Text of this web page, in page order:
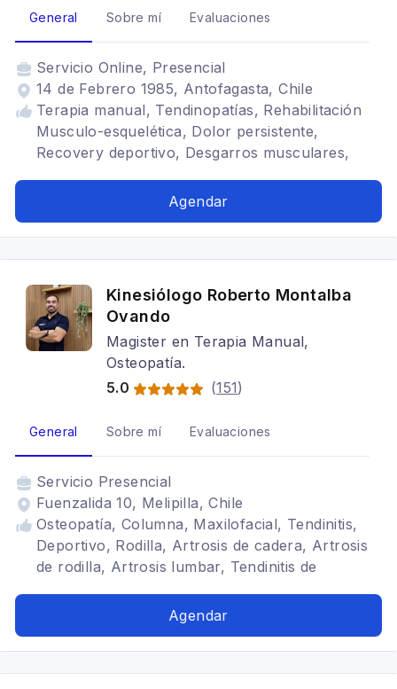
General Sobre mí Evaluaciones
Servicio Online, Presencial
14 de Febrero 1985, Antofagasta, Chile
Terapia manual, Tendinopatías, Rehabilitación
Musculo-esquelética, Dolor persistente,
Recovery deportivo, Desgarros musculares,
Rodilla, Artrosis de cadera, Tendinitis, Deportivo
Agendar
Kinesiólogo Roberto Montalba
Ovando
Magister en Terapia Manual,
Osteopatía.
5.0
(151)
General Sobre mí Evaluaciones
Servicio Presencial
Fuenzalida 10, Melipilla, Chile
Osteopatía, Columna, Maxilofacial, Tendinitis,
Deportivo, Rodilla, Artrosis de cadera, Artrosis
de rodilla, Artrosis lumbar, Tendinitis de
Agendar